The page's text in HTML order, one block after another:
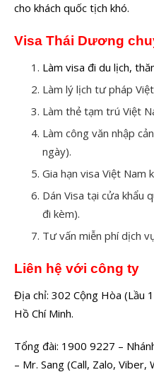
cho khách quốc tịch khó.
Visa Thái Dương
Làm visa đi du lịch,
Làm lý lịch tư pháp
Làm thẻ tạm trú Việt
Làm công văn nhập
ngày).
Gia hạn visa Việt Nam
Dán Visa tại cửa khẩu
đi kèm).
Tư vấn miễn phí dịch
Liên hệ với công ty
Địa chỉ: 302 Cộng Hòa (Lầu
Hồ Chí Minh.
Tổng đài: 1900 9227 –
– Mr. Sang (Call, Zalo, Viber,